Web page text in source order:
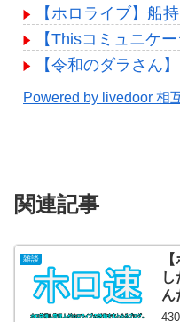
【ホロライブ】船
【Thisコミュニケ
【令和のダラさん
Powered by livedoor 相
関連記事
雑談
ん